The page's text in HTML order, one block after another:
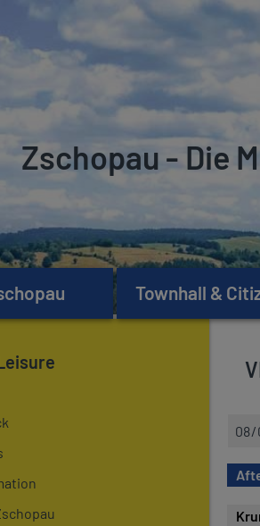
Zschopau - Die
Townhall &
t